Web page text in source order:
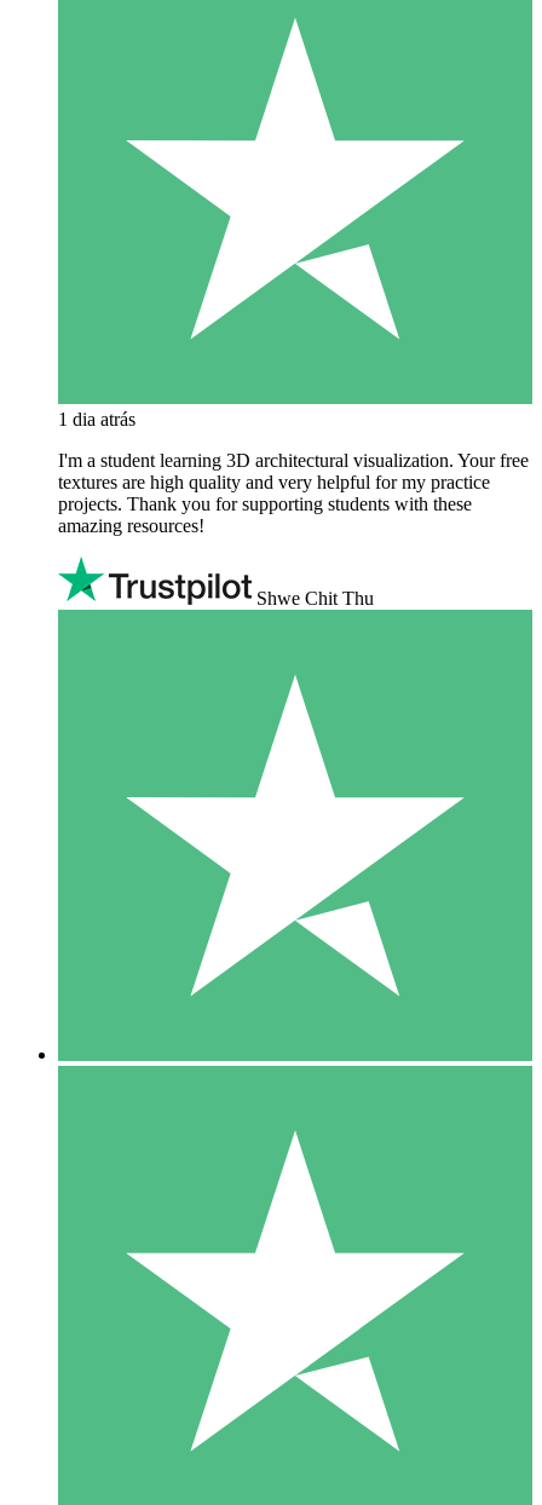
1 dia atrás
I'm a student learning 3D architectural visualization. Your free
textures are high quality and very helpful for my practice
projects. Thank you for supporting students with these
amazing resources!
Shwe Chit Thu